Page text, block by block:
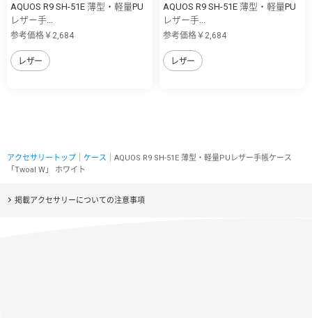
AQUOS R9 SH-51E 薄型・軽量PU
レザー手...
参考価格￥2,684
レザー
AQUOS R9 SH-51E 薄型・軽量PU
レザー手...
参考価格￥2,684
レザー
アクセサリートップ ケース ｜AQUOS R9 SH-51E 薄型・軽量PUレザー手帳ケース
「Twoal W」 ホワイト
掲載アクセサリーについての注意事項